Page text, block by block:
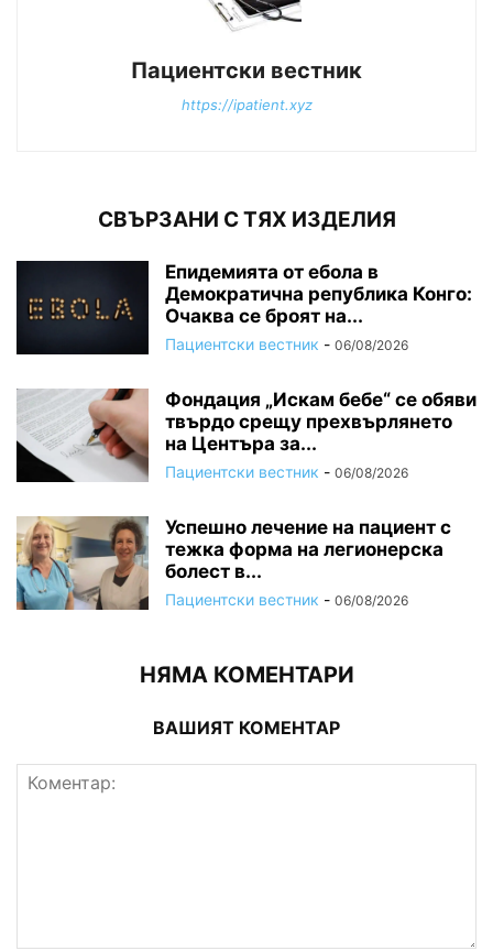
Пациентски вестник
https://ipatient.xyz
СВЪРЗАНИ С ТЯХ ИЗДЕЛИЯ
Епидемията от ебола в
Демократична република Конго:
Очаква се броят на...
Пациентски вестник - 06/08/2026
Фондация „Искам бебе“ се обяви
твърдо срещу прехвърлянето
на Центъра за...
Пациентски вестник - 06/08/2026
Успешно лечение на пациент с
тежка форма на легионерска
болест в...
Пациентски вестник - 06/08/2026
НЯМА КОМЕНТАРИ
ВАШИЯТ КОМЕНТАР